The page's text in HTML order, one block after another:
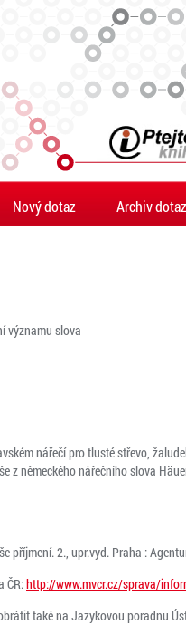
Nový dotaz Archiv
významu slova
nářečí pro tlusté střevo,
z německého nářečního slova
příjmení. 2., upr.vyd. Praha :
ČR:http://www.mvcr.cz/sprava/
také na Jazykovou poradnu